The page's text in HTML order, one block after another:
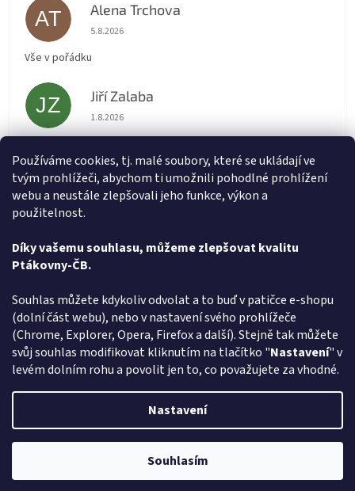
Používáme cookies, tj. malé soubory, které se ukládají ve
tvým prohlížeči, abychom ti umožnili pohodlné prohlížení
webu a neustále zlepšovali jeho funkce, výkon a
použitelnost.
Díky vašemu souhlasu, můžeme zlepšovat kvalitu
Ptákovny-ČB.
Souhlas můžete kdykoliv odvolat a to buď v patičce e-shopu
(dolní část webu), nebo v nastavení svého prohlížeče
(Chrome, Explorer, Opera, Firefox a další). Stejně tak můžete
svůj souhlas modifikovat kliknutím na tlačítko "Nastavení" v
levém dolním rohu a povolit jen to, co považujete za vhodné.
Nastavení
Souhlasím
AT Alena Trchova
Hodnocení obchodu je 5 z 5 hvězdiček.
5.8.2026
Vše v pořádku
JZ Jiří Zalaba
Hodnocení obchodu je 5 z 5 hvězdiček.
1.8.2026
L Lída
Hodnocení obchodu je 5 z 5 hvězdiček.
31.7.2026
Způsob ověřování recenzí
Copyright 2026Ptákoviny-CB. Všechna práva vyhrazena.Upravit
nastavení cookies